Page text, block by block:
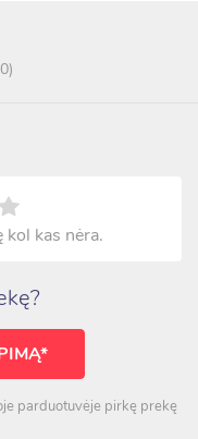
kas nėra.
parduotuvėje pirkę prekę